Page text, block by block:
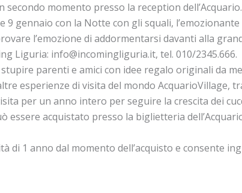
momento presso la reception dell’Acquario.
gennaio con la Notte con gli squali,
l’emozione di addormentarsi davanti alla
Liguria: info@incomingliguria.it, tel. 010/2345.666.
parenti e amici con idee regalo originali da
esperienze di visita del mondo AcquarioVillage,
per un anno intero per seguire la crescita dei
acquistato presso la biglietteria
di 1 anno dal momento dell’acquisto e consente